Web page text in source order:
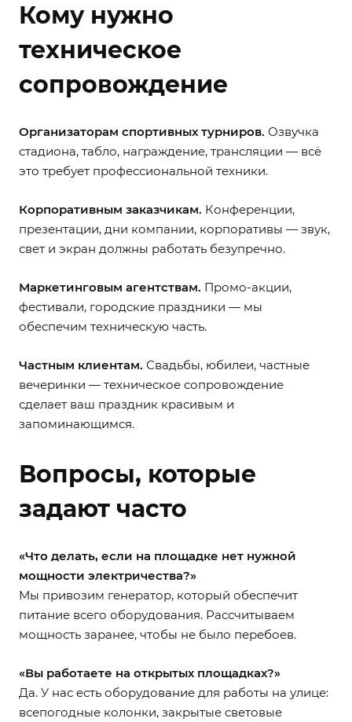
Кому нужно
техническое
сопровождение
Организаторам спортивных турниров. Озвучка
стадиона, табло, награждение, трансляции — всё
это требует профессиональной техники.
Корпоративным заказчикам. Конференции,
презентации, дни компании, корпоративы — звук,
свет и экран должны работать безупречно.
Маркетинговым агентствам. Промо-акции,
фестивали, городские праздники — мы
обеспечим техническую часть.
Частным клиентам. Свадьбы, юбилеи, частные
вечеринки — техническое сопровождение
сделает ваш праздник красивым и
запоминающимся.
Вопросы, которые
задают часто
«Что делать, если на площадке нет нужной
мощности электричества?»
Мы привозим генератор, который обеспечит
питание всего оборудования. Рассчитываем
мощность заранее, чтобы не было перебоев.
«Вы работаете на открытых площадках?»
Да. У нас есть оборудование для работы на улице:
всепогодные колонки, закрытые световые